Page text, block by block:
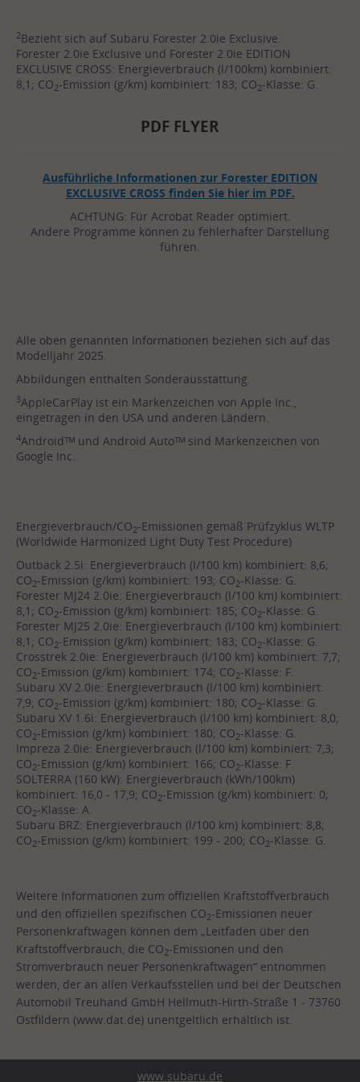
2Bezieht sich auf Subaru Forester 2.0ie Exclusive.
Forester 2.0ie Exclusive und Forester 2.0ie EDITION
EXCLUSIVE CROSS: Energieverbrauch (l/100km) kombiniert:
8,1; CO2-Emission (g/km) kombiniert: 183; CO2-Klasse: G.
PDF FLYER
Ausführliche Informationen zur Forester EDITION
EXCLUSIVE CROSS finden Sie hier im PDF.
ACHTUNG: Für Acrobat Reader optimiert.
Andere Programme können zu fehlerhafter Darstellung
führen.
Alle oben genannten Informationen beziehen sich auf das
Modelljahr 2025.
Abbildungen enthalten Sonderausstattung.
3AppleCarPlay ist ein Markenzeichen von Apple Inc.,
eingetragen in den USA und anderen Ländern.
4Androidᵀᴹ und Android Autoᵀᴹ sind Markenzeichen von
Google Inc.
Energieverbrauch/CO2-Emissionen gemäß Prüfzyklus WLTP
(Worldwide Harmonized Light Duty Test Procedure)
Outback 2.5i: Energieverbrauch (l/100 km) kombiniert: 8,6;
CO2-Emission (g/km) kombiniert: 193; CO2-Klasse: G.
Forester MJ24 2.0ie: Energieverbrauch (l/100 km) kombiniert:
8,1; CO2-Emission (g/km) kombiniert: 185; CO2-Klasse: G.
Forester MJ25 2.0ie: Energieverbrauch (l/100 km) kombiniert:
8,1; CO2-Emission (g/km) kombiniert: 183; CO2-Klasse: G.
Crosstrek 2.0ie: Energieverbrauch (l/100 km) kombiniert: 7,7;
CO2-Emission (g/km) kombiniert: 174; CO2-Klasse: F.
Subaru XV 2.0ie: Energieverbrauch (l/100 km) kombiniert:
7,9; CO2-Emission (g/km) kombiniert: 180; CO2-Klasse: G.
Subaru XV 1.6i: Energieverbrauch (l/100 km) kombiniert: 8,0;
CO2-Emission (g/km) kombiniert: 180; CO2-Klasse: G.
Impreza 2.0ie: Energieverbrauch (l/100 km) kombiniert: 7,3;
CO2-Emission (g/km) kombiniert: 166; CO2-Klasse: F.
SOLTERRA (160 kW): Energieverbrauch (kWh/100km)
kombiniert: 16,0 - 17,9; CO2-Emission (g/km) kombiniert: 0;
CO2-Klasse: A.
Subaru BRZ: Energieverbrauch (l/100 km) kombiniert: 8,8;
CO2-Emission (g/km) kombiniert: 199 - 200; CO2-Klasse: G.
Weitere Informationen zum offiziellen Kraftstoffverbrauch
und den offiziellen spezifischen CO2-Emissionen neuer
Personenkraftwagen können dem „Leitfaden über den
Kraftstoffverbrauch, die CO2-Emissionen und den
Stromverbrauch neuer Personenkraftwagen“ entnommen
werden, der an allen Verkaufsstellen und bei der Deutschen
Automobil Treuhand GmbH Hellmuth-Hirth-Straße 1 - 73760
Ostfildern (www.dat.de) unentgeltlich erhältlich ist.
www.subaru.de